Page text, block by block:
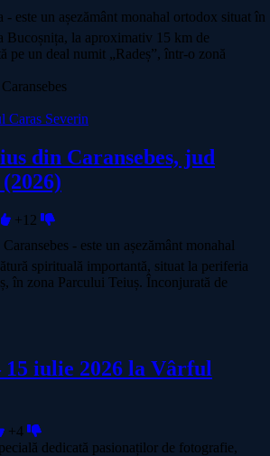
- este un așezământ monahal ortodox situat în
Bucoșnița, la aproximativ 15 km de
pe un deal numit „Radeș”, într-o zonă
Caras Severin
din Caransebes, jud
+12
- este un așezământ monahal
spirituală importantă, situat la periferia
în zona Parcului Teiuș. Înconjurată de
15 iulie 2026 la Vârful
+4
dedicată pasionaților de fotografie,